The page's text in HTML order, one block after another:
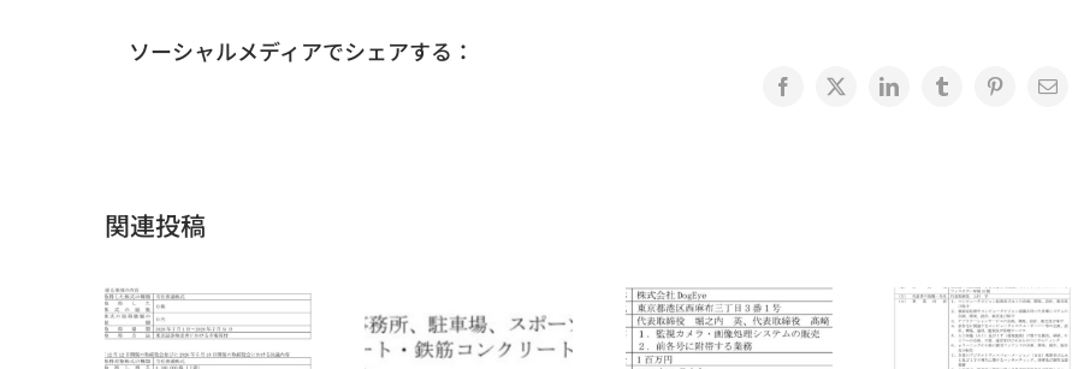
ソーシャルメディアでシェアする：
Facebook
X LinkedInTumblrPinterest
電
関連投稿